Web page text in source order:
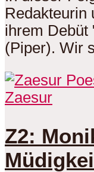
Redakteurin
ihrem Debüt
(Piper). Wir
Zaesur
Z2: